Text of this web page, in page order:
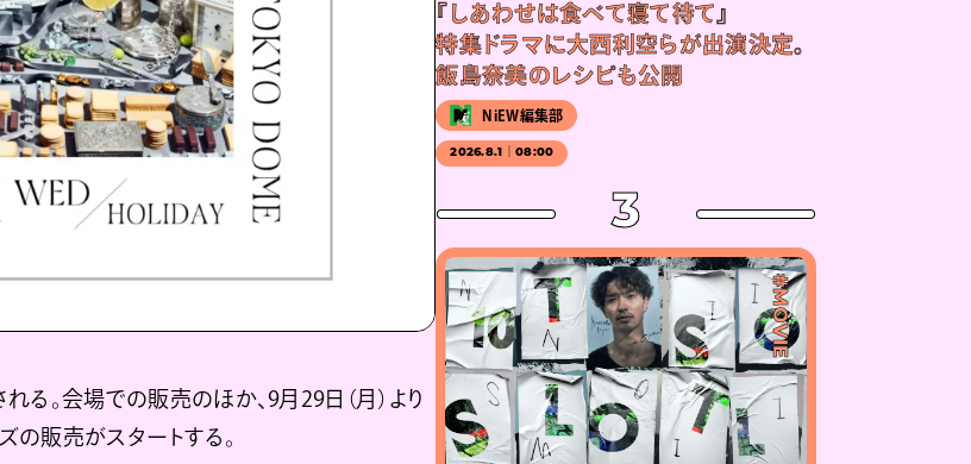
る。会場での販売のほか、9月29日（月）より
販売がスタートする。
『しあわせは食べて寝て待て』
特集ドラマに大西利空らが出演決定。
飯島奈美のレシピも公開
NiEW編集部
2026.8.1｜08:00
3
#MOVIE